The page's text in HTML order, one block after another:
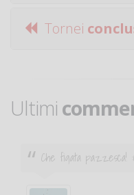
Tornei
Ultimi
Ciao. Sono a Treviglio
giocare. Se sei in